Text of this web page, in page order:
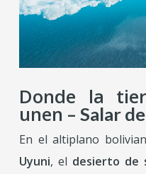
Donde la
unen – Salar
En el altiplano
Uyuni, el desierto de